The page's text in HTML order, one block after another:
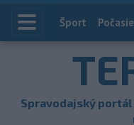
Index
Šport Počasie
Spravodajský